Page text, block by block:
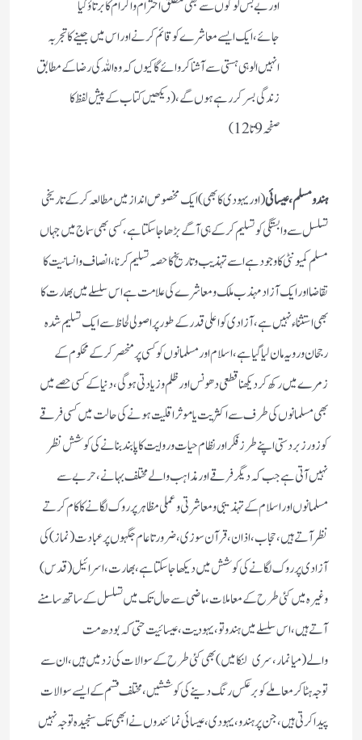
اور بے بس لوگوں سے بھی مطلق احترام و اکرام کا برتاؤ کیا
جائے،ایک ایسے معاشرے کو قائم کرنے اور اس میں جینے کا تجربہ
انہیں الوہی ہستی سے آشنا کروائے گا کیوں کہ وہ اللہ کی رضا کے مطابق
زندگی بسر کر رہے ہوں گے، (دیکھیں کتاب کے پیش لفظ کا
صفحہ 9تا 12)
ہندو مسلم، عیسائی(اور یہودی کا بھی) ایک مخصوص انداز میں مطالعہ کر کے تاریخی
تسلسل سے وابستگی کو تسلیم کر کے ہی آگے بڑھا جا سکتا ہے، کسی بھی سماج میں جہاں
مسلم کمیونٹی کا وجود ہے اسے تہذیب و تاریخ کا حصہ تسلیم کرنا، انصاف و انسانیت کا
تقاضا اور ایک آزاد مہذب ملک و معاشرے کی علامت ہے اس سلسلے میں بھارت کا
بھی استثناء نہیں ہے، آزادی کو اعلی قدر کے طور پر اصولی لحاظ سے ایک تسلیم شدہ
رجحان و رویہ مان لیا گیا ہے، اسلام اور مسلمانوں کو کسی پر منحصر کر کے محکوم کے
زمرے میں رکھ کر دیکھنا قطعی دھونس اور ظلم و زیادتی ہوگی، دنیا کے کسی حصے میں
بھی مسلمانوں کی طرف سے اکثریت یا موثر اقلیت ہونے کی حالت میں کسی فرقے
کو زور زبردستی اپنے طرز فکر اور نظام حیات و روایت کا پابند بنانے کی کوشش نظر
نہیں آتی ہے جب کہ دیگر فرقے اور مذاہب والے مختلف بہانے، حربے سے
مسلمانوں اور اسلام کے تہذیبی و معاشرتی و عملی مظاہر پر روک لگانے کا کام کرتے
نظر آتے ہیں، حجاب، اذان، قرآن سوزی، ضرورتا عام جگہوں پر عبادت(نماز) کی
آزادی پر روک لگانے کی کوشش میں دیکھا جا سکتا ہے، بھارت، اسرائیل(قدس)
وغیرہ میں کئی طرح کے معاملات، ماضی سے حال تک میں تسلسل کے ساتھ سامنے
آتے ہیں، اس سلسلے میں ہندوتو، یہودیت، عیسائیت حتی کہ بودھ مت
والے(میانمار، سری لنکا میں) بھی کئی طرح کے سوالات کی زد میں ہیں، ان سے
توجہ ہٹاکر معاملے کو برعکس رنگ دینے کی کوششیں، مختلف قسم کے ایسے سوالات
پیدا کرتی ہیں، جن پر ہندو، یہودی، عیسائی نمائندوں نے ابھی تک سنجیدہ توجہ نہیں